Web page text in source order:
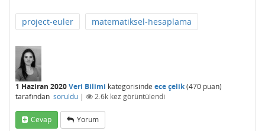
project-euler matematiksel-hesaplama
1 Haziran 2020Veri Bilimi kategorisinde ece çelik(470 puan)
tarafından soruldu | 2.6k kez görüntülendi
Cevap Yorum